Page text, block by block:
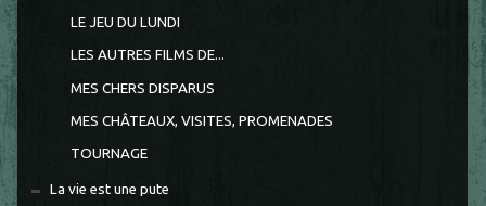
LE JEU DU LUNDI
LES AUTRES FILMS DE...
MES CHERS DISPARUS
MES CHÂTEAUX, VISITES, PROMENADES
TOURNAGE
La vie est une pute